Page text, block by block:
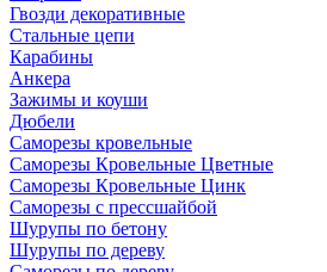
Гвозди декоративные
Стальные цепи
Карабины
Анкера
Зажимы и коуши
Дюбели
Саморезы кровельные
Саморезы Кровельные Цветные
Саморезы Кровельные Цинк
Саморезы с прессшайбой
Шурупы по бетону
Шурупы по дереву